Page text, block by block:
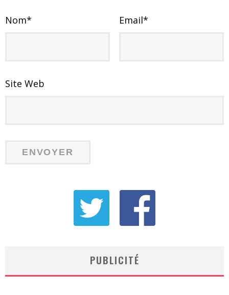
Nom* Email*
Site Web
PUBLICITÉ